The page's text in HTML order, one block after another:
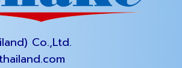
Co.,Ltd.